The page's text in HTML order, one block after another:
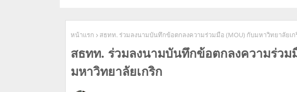
หน้าแรก สธทท.​ ร่วมลงนามบันทึกข้อตกลงความร่วมมือ (MOU) กับมหาวิทยาลัยเก
สธทท.​ ร่วมลงนามบันทึกข้อตกลงความร่วม
มหาวิทยาลัยเกริก​